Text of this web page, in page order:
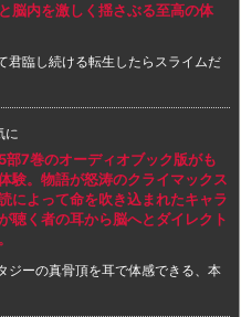
脳内を激しく揺さぶる至高の体
君臨し続ける転生したらスライムだ
に
部7巻のオーディオブック版がも
験。物語が怒涛のクライマックス
によって命を吹き込まれたキャラ
聴く者の耳から脳へとダイレクト
ジーの真骨頂を耳で体感できる、本